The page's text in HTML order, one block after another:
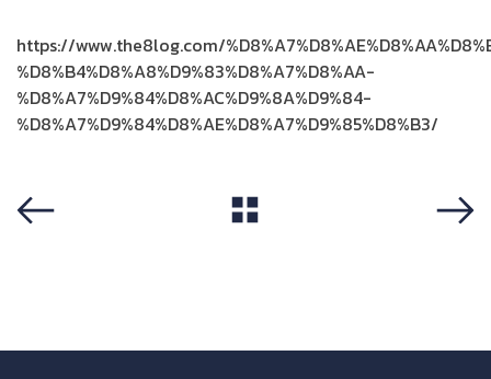
https://www.the8log.com/
%D8%B4%D8%A8%D9%83%D8%A7%D8%AA-
%D8%A7%D9%84%D8%AC%D9%8A%D9%84-
%D8%A7%D9%84%D8%AE%D8%A7%D9%85%D8%B3/